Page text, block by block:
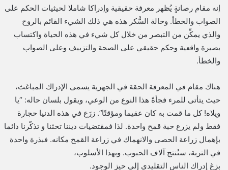
إنه مقام رصانةٍ يُظهر معرفة حقيقية وإدراكا شاملا لحيثيات الحكم على
الصواب والخطأ. وحالة السُّكر هذه هي ذلك الشيء القائم بالروح
والذي يمكِّن من التبصر من خلال كل شيء في هذه الحياة واكتساب
بصيرة واقعية وحكم حقيقي على الصحة والتزييف وعلى الصواب
والخطأ.
هناك مقام في المعرفة الحقة في الجهرية يسمى الإدراك المباغث،
حيث يتأتى للمرء فجأةً هذا النوع من الوعي، ويقول بلسان حاله: “يا
ويلاه! كل ما قمت به كان عقيما ومؤقتًا”. زرَع في هذه الدنيا حجارة
فقط ولم يزرع حبة قمح واحدة. لذا فمقتضيات ديننا تحثنا و تذكّرنا دائما
بإهمال زراعة الحصى والانهماك في زراعة القمح مكانه. فبذرة واحدة
في التربة، ستُنتج آلاف الحبوب. وبهذا الأسلوب،
بزغ إدراك الناس التقليدي إلى حيز الوجود.